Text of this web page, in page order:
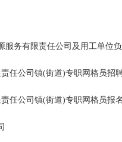
服务有限责任公司及用工单位
任公司镇(街道)专职网格员招
任公司镇(街道)专职网格员报